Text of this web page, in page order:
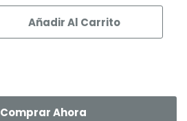
Añadir Al Carrito
Comprar Ahora